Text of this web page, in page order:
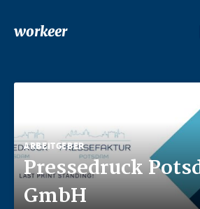
workeer
ARBEITGEBER
Pressedruck
GmbH